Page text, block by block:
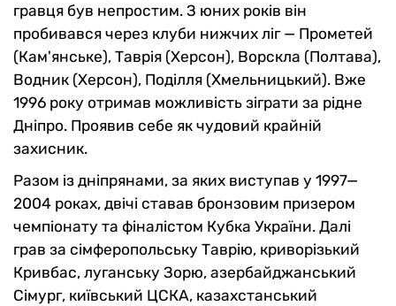
гравця був непростим. З юних років він
пробивався через клуби нижчих ліг — Прометей
(Кам'янське), Таврія (Херсон), Ворскла (Полтава),
Водник (Херсон), Поділля (Хмельницький). Вже
1996 року отримав можливість зіграти за рідне
Дніпро. Проявив себе як чудовий крайній
захисник.
Разом із дніпрянами, за яких виступав у 1997—
2004 роках, двічі ставав бронзовим призером
чемпіонату та фіналістом Кубка України. Далі
грав за сімферопольську Таврію, криворізький
Кривбас, луганську Зорю, азербайджанський
Сімург, київський ЦСКА, казахстанський